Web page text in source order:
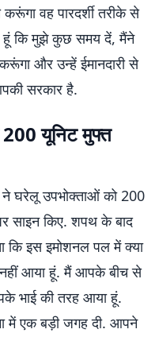
वह पारदर्शी तरीके से
हूं कि मुझे कुछ समय दें, मैंने
और उन्हें ईमानदारी से
सरकार है.
200 यूनिट मुफ्त
घरेलू उपभोक्ताओं को 200
साइन किए. शपथ के बाद
कि इस इमोशनल पल में क्या
नहीं आया हूं. मैं आपके बीच से
भाई की तरह आया हूं.
में एक बड़ी जगह दी. आपने